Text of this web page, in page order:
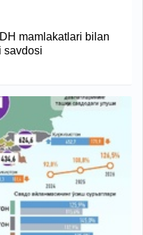
mamlakatlari bilan
savdosi